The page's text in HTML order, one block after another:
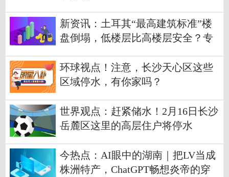
新资讯：土耳其“最高建筑标准”楼
盘倒塌，低楼层比高楼层安全？专
环球视点！注意，长沙天心区这些
区域停水，有你家吗？
世界观点：赶紧储水！2月16日长沙
岳麓区这里的高层住户将停水
今热点：AI眼中的湖南｜把LV当成
株洲特产，ChatGPT畅想炎帝的穿